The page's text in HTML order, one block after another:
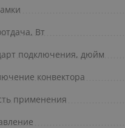
Вт
подключения, дюйм
конвектора
применения